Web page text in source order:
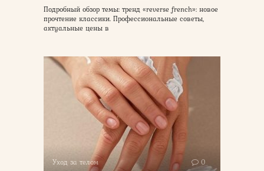
Подробный обзор темы: тренд «reverse french»: новое
прочтение классики. Профессиональные советы,
актуальные цены в
Уход за телом 0